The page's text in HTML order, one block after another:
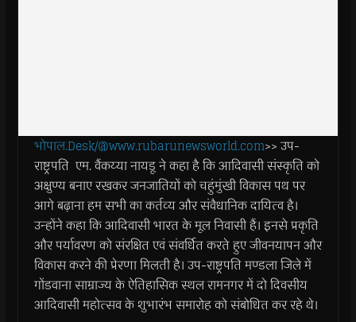
भोपाल.Desk/@www.rubarunewsworld.com>> उप-
राष्ट्रपति एम. वैंकय्या नायडू ने कहा है कि आदिवासी संस्कृति को
अक्षुण्य बनाए रखकर जनजातियों को चहुंमुंखी विकास पथ पर
आगे बढ़ाना हम सभी का कर्तव्य और संवैधानिक दायित्व है।
उन्होंने कहा कि आदिवासी भारत के मूल निवासी हैं। इनसे प्रकृति
और पर्यावरण को संरक्षित एवं संवर्धित करते हुए जीवनयापन और
विकास करने की प्रेरणा मिलती है। उप-राष्ट्रपति मण्डला जिले में
गोंडवाना साम्राज्य के ऐतिहासिक स्थल रामनगर में दो दिवसीय
आदिवासी महोत्सव के शुभारंभ समारोह को संबोधित कर रहे थे।